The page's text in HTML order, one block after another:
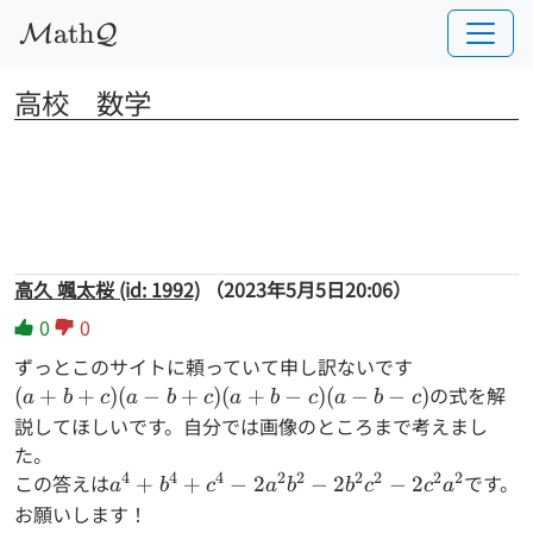
MathQ
高校　数学
高久 颯太桜 (id: 1992)
（2023年5月5日20:06）
0
0
ずっとこのサイトに頼っていて申し訳ないです
(a
+
b
+
c)
(a + b + c)(a − b + c)(a + b − c)(a − b − c)の式を解
説してほしいです。自分では画像のところまで考えまし
た。
この答えはa
^
a4 + b4 + c4 − 2a2b2 − 2b2c2 − 2c2a2です。
お願いします！